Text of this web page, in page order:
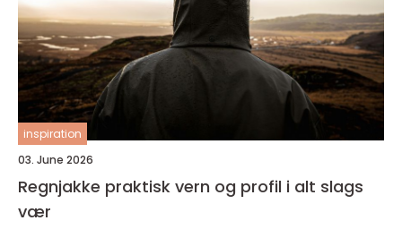
inspiration
03. June 2026
Regnjakke praktisk vern og profil i alt slags
vær